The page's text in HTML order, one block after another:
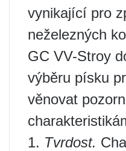
vynikající pro
neželezných
GC VV-Stroy
výběru písku
věnovat
1. Tvrdost.